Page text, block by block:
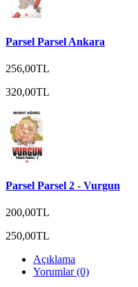
Parsel Parsel Ankara
256,00TL
320,00TL
Parsel Parsel 2 - Vurgun
200,00TL
250,00TL
Açıklama
Yorumlar (0)